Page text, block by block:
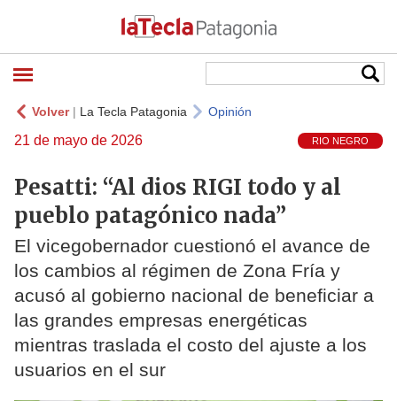
Volver| La Tecla Patagonia Opinión
21 de mayo de 2026 RIO NEGRO
Pesatti: “Al dios RIGI todo y al
pueblo patagónico nada”
El vicegobernador cuestionó el avance de
los cambios al régimen de Zona Fría y
acusó al gobierno nacional de beneficiar a
las grandes empresas energéticas
mientras traslada el costo del ajuste a los
usuarios en el sur